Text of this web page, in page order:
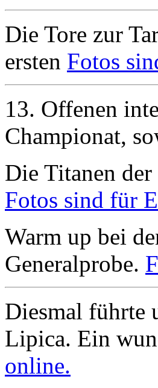
Die Tore zur
ersten Fotos
13. Offenen
Championat,
Die Titanen
Fotos sind für
Warm up bei
Generalprobe.
Diesmal führte
Lipica. Ein
online.